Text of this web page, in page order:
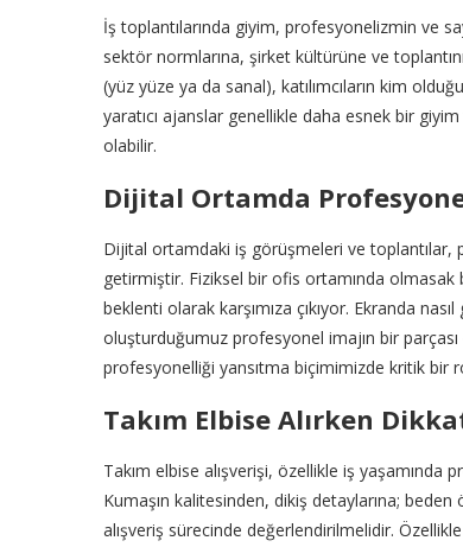
İş toplantılarında giyim, profesyonelizmin ve
sektör normlarına, şirket kültürüne ve
(yüz yüze ya da sanal), katılımcıların kim
yaratıcı ajanslar genellikle daha esnek bir
olabilir.
Dijital Ortamda
Dijital ortamdaki iş görüşmeleri ve toplantılar,
getirmiştir. Fiziksel bir ofis ortamında
beklenti olarak karşımıza çıkıyor. Ekranda
oluşturduğumuz profesyonel imajın bir
profesyonelliği yansıtma biçimimizde kritik bir
Takım Elbise Alırken
Takım elbise alışverişi, özellikle iş
Kumaşın kalitesinden, dikiş detaylarına;
alışveriş sürecinde değerlendirilmelidir.